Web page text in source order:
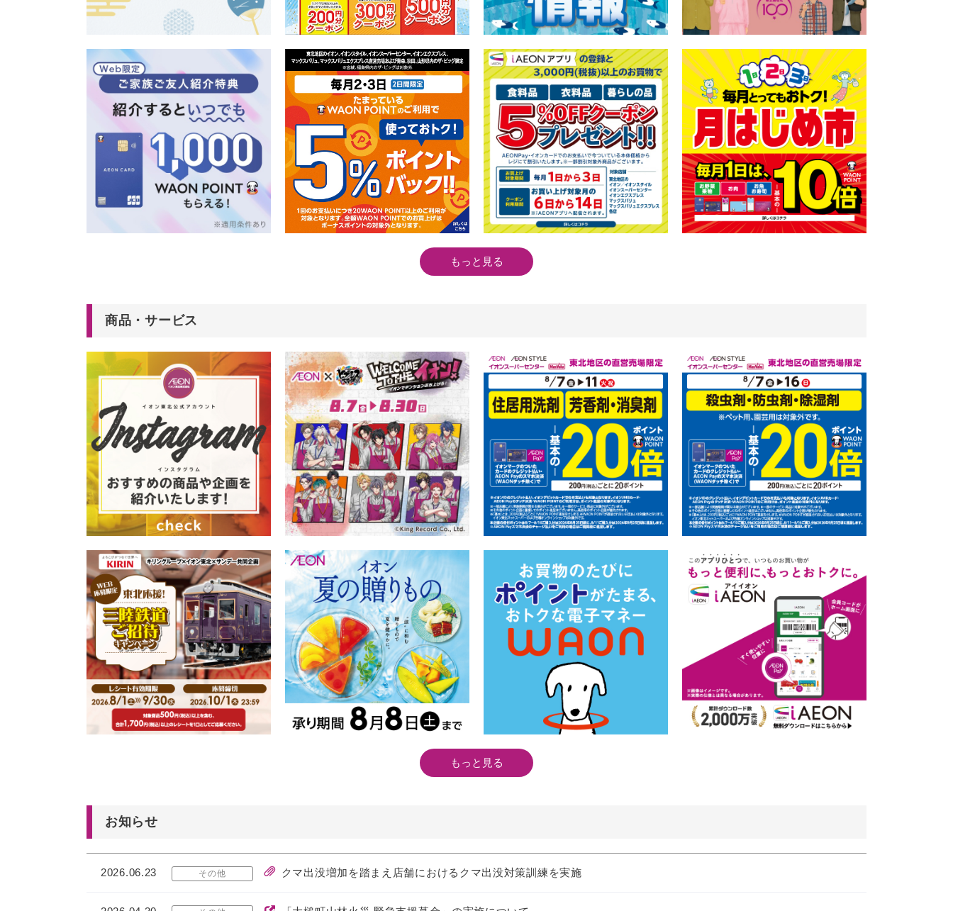
もっと見る
商品・サービス
もっと見る
お知らせ
2026.06.23 その他 クマ出没増加を踏まえ店舗におけるクマ出没対策訓練を実施